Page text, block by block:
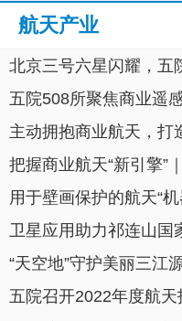
航天产业
北京三号六星闪耀，五
五院508所聚焦商业遥
主动拥抱商业航天，打
把握商业航天“新引擎”
用于壁画保护的航天“
卫星应用助力祁连山国
“天空地”守护美丽三江
五院召开2022年度航天